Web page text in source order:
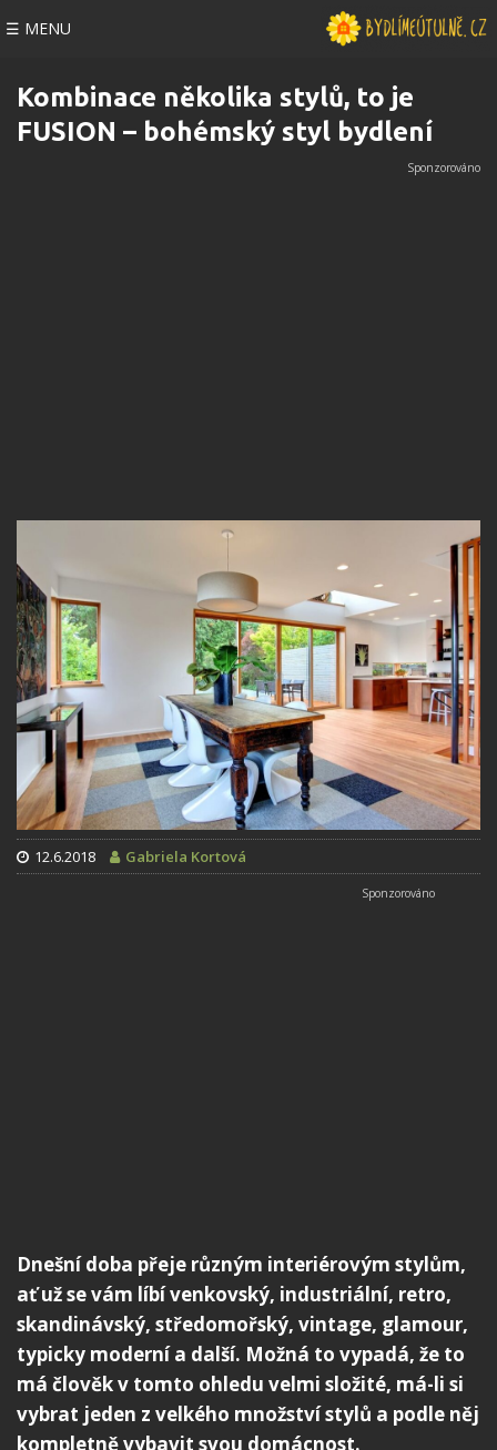
☰ MENU
Kombinace několika stylů, to je
FUSION – bohémský styl bydlení
12.6.2018 Gabriela Kortová
Dnešní doba přeje různým interiérovým stylům,
ať už se vám líbí venkovský, industriální, retro,
skandinávský, středomořský, vintage, glamour,
typicky moderní a další. Možná to vypadá, že to
má člověk v tomto ohledu velmi složité, má-li si
vybrat jeden z velkého množství stylů a podle něj
kompletně vybavit svou domácnost.